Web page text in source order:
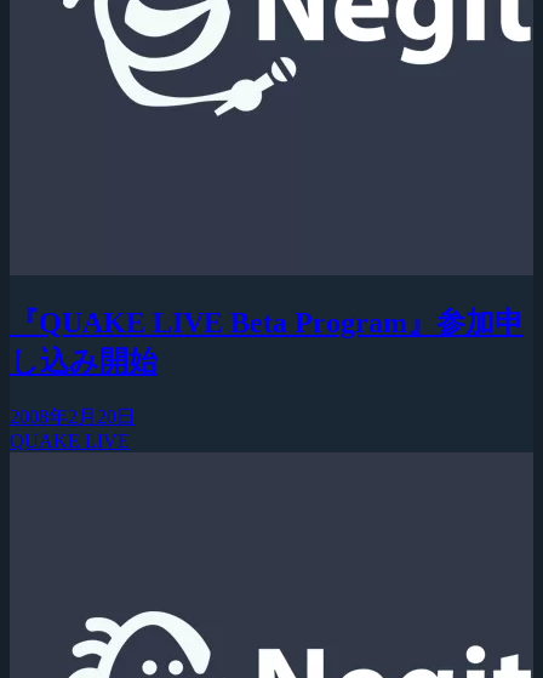
『QUAKE LIVE Beta Program』参加申
し込み開始
2008年2月20日
QUAKE LIVE